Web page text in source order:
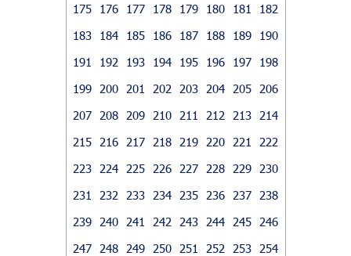
175
176 177 178 179 180 181
182
183
184 185 186 187 188 189
190
191
192 193 194 195 196 197
198
199
200 201 202 203 204 205
206
207
208 209 210 211 212 213
214
215
216 217 218 219 220 221
222
223
224 225 226 227 228 229
230
231
232 233 234 235 236 237
238
239
240 241 242 243 244 245
246
247
248 249 250 251 252 253
254